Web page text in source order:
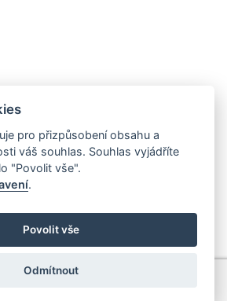
osobních údajů
pro přizpůsobení obsahu a
váš souhlas. Souhlas vyjádříte
"Povolit vše".
.
Povolit vše
Odmítnout